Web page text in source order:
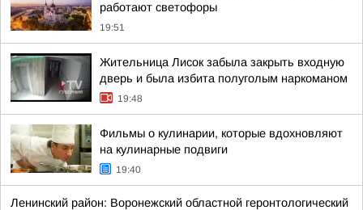
работают светофоры
19:51
Жительница Лисок забыла закрыть входную
дверь и была избита полуголым наркоманом
19:48
Фильмы о кулинарии, которые вдохновляют
на кулинарные подвиги
19:40
Ленинский район: Воронежский областной геронтологический